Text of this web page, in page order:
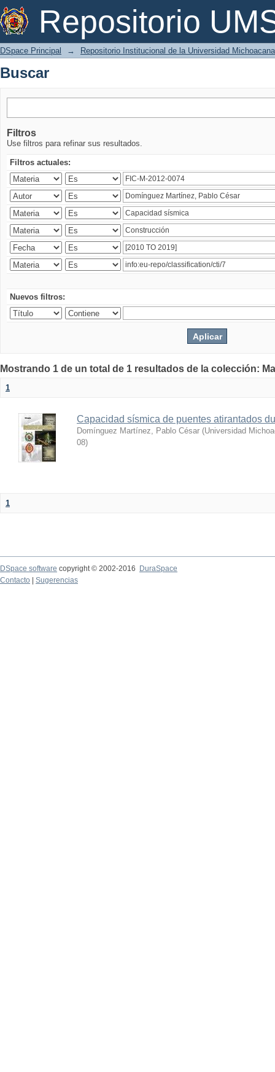
Repositorio
Buscar
DSpace Principal → Repositorio Institucional de la Universidad
Buscar
Filtros
Use filtros para refinar sus resultados.
Filtros actuales:
Nuevos filtros:
Mostrando 1 de un total de 1 resultados de la colección:
1
Capacidad sísmica de puentes atirantados
Domínguez Martínez, Pablo César (Universidad
08)
1
DSpace software copyright © 2002-2016
DuraSpace
Contacto
Sugerencias